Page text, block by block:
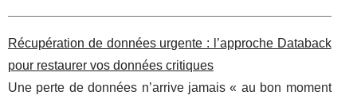
Récupération de données urgente : l’approche Databack
pour restaurer vos données critiques
Une perte de données n’arrive jamais « au bon moment